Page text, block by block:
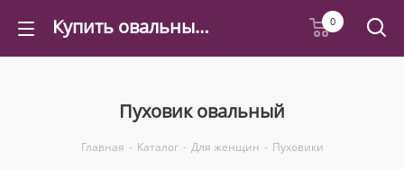
Купить овальный пуховик женский в Москве в интернет-магазине - Felicea 0
Пуховик овальный
Главная - Каталог - Для женщин - Пуховики